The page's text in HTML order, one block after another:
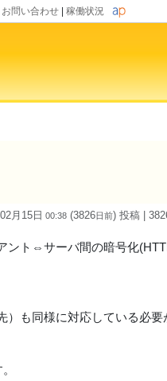
お問い合わせ 稼働状況
月15日 00:38 (3826日前) 投稿 |
ント⇔サーバ間の暗号化
も同様に対応している必要